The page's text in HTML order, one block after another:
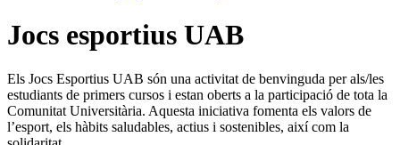
Jocs esportius UAB
Els Jocs Esportius UAB són una activitat de benvinguda per als/les
estudiants de primers cursos i estan oberts a la participació de tota la
Comunitat Universitària. Aquesta iniciativa fomenta els valors de
l’esport, els hàbits saludables, actius i sostenibles, així com la